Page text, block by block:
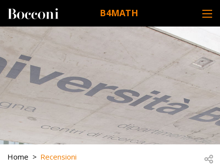
B4MATH
DESK NAVIGATION
BREADCRUMB
Home Recensioni